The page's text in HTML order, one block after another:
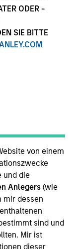
ODER -
SIE BITTE
von einem
und die
Anlegers(wie
mir dessen
sind und
Mir ist
dieser
ist kein
werden auf
Alle
über
die Teilfonds
in Luxemburg
à Capital
Anlagen
2010 in
Die Gesellschaft